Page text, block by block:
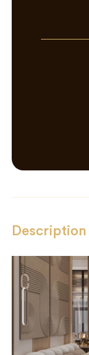
Description